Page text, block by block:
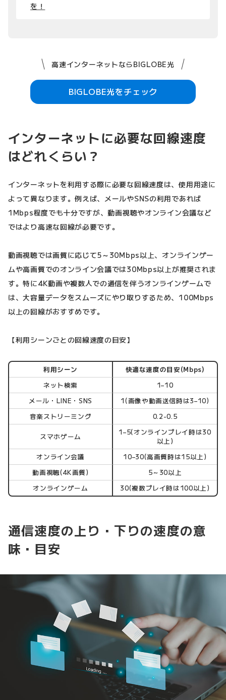
を！
高速インターネットならBIGLOBE光
BIGLOBE光をチェック
インターネットに必要な回線速度
はどれくらい？
インターネットを利用する際に必要な回線速度は、使用用途に
よって異なります。例えば、メールやSNSの利用であれば
1Mbps程度でも十分ですが、動画視聴やオンライン会議など
ではより高速な回線が必要です。
動画視聴では画質に応じて5～30Mbps以上、オンラインゲー
ムや高画質でのオンライン会議では30Mbps以上が推奨されま
す。特に4K動画や複数人での通信を伴うオンラインゲームで
は、大容量データをスムーズにやり取りするため、100Mbps
以上の回線がおすすめです。
【利用シーンごとの回線速度の目安】
利用シーン
快適な速度の目安(Mbps)
ネット検索
1–10
メール・LINE・SNS
1(画像や動画送信時は3–10)
音楽ストリーミング
0.2-0.5
スマホゲーム
1–5(オンラインプレイ時は30
以上)
オンライン会議
10–30(高画質時は15以上)
動画視聴(4K画質)
5～30以上
オンラインゲーム
30(複数プレイ時は100以上)
通信速度の上り・下りの速度の意
味・目安